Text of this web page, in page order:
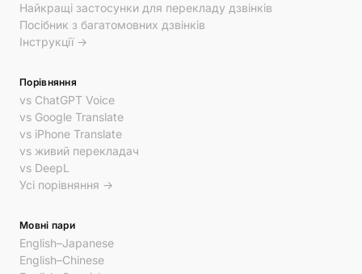
Найкращі застосунки для перекладу дзвінків
Посібник з багатомовних дзвінків
Інструкції →
Порівняння
vs ChatGPT Voice
vs Google Translate
vs iPhone Translate
vs живий перекладач
vs DeepL
Усі порівняння →
Мовні пари
English–Japanese
English–Chinese